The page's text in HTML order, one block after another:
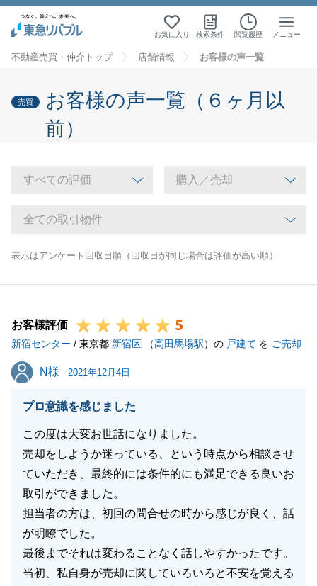
お気に入り 検索条件 閲覧履歴 メニュー
不動産売買・仲介トップ 店舗情報 お客様の声一覧
売買
お客様の声一覧（６ヶ月以
前）
表示はアンケート回収日順（回収日が同じ場合は評価が高い順）
お客様評価 5
新宿センター / 東京都 新宿区 （高田馬場駅）の 戸建て を ご売却
N様
N様 2021年12月4日
プロ意識を感じました
この度は大変お世話になりました。
売却をしようか迷っている、という時点から相談させ
ていただき、最終的には条件的にも満足できる良いお
取引ができました。
担当者の方は、初回の問合せの時から感じが良く、話
が明瞭でした。
最後までそれは変わることなく話しやすかったです。
当初、私自身が売却に関していろいろと不安を覚える